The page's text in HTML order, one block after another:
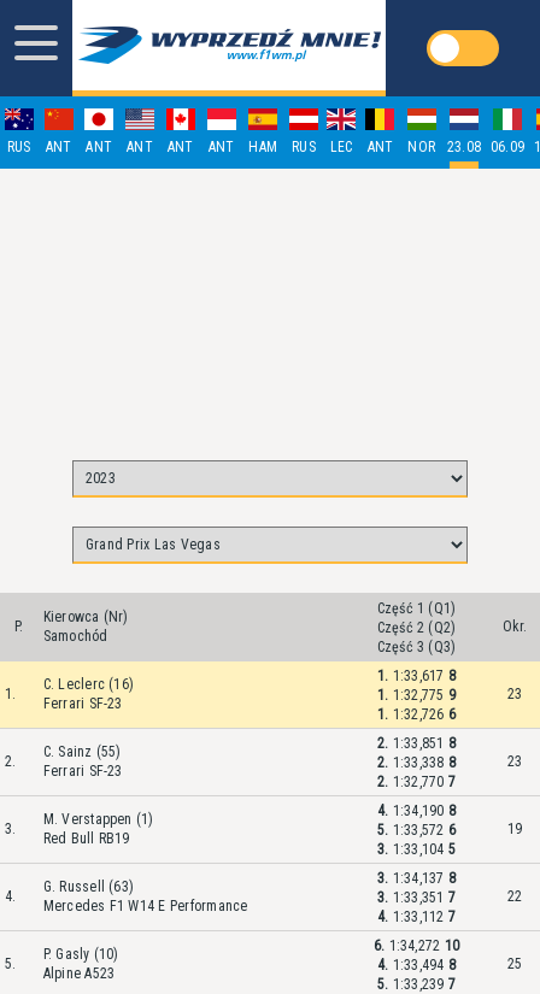
RUS ANT ANT ANT ANT ANT HAM RUS LEC ANT NOR 23.08 06.09
P.
Kierowca (Nr)
Samochód
Część 1 (Q1)
Część 2 (Q2)
Część 3 (Q3)
Okr.
1.
C. Leclerc (16)
Ferrari SF-23
1. 1:33,617 8
1. 1:32,775 9
1. 1:32,726 6
23
2.
C. Sainz (55)
Ferrari SF-23
2. 1:33,851 8
2. 1:33,338 8
2. 1:32,770 7
23
3.
M. Verstappen (1)
Red Bull RB19
4. 1:34,190 8
5. 1:33,572 6
3. 1:33,104 5
19
4.
G. Russell (63)
Mercedes F1 W14 E Performance
3. 1:34,137 8
3. 1:33,351 7
4. 1:33,112 7
22
5.
P. Gasly (10)
Alpine A523
6. 1:34,272 10
4. 1:33,494 8
5. 1:33,239 7
25